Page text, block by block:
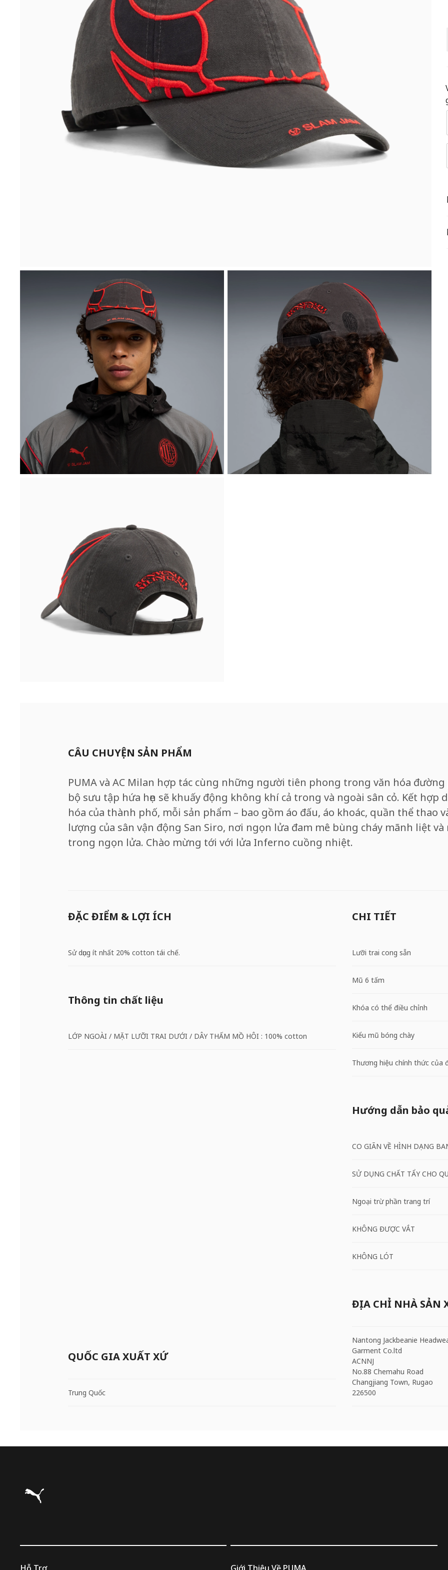
CÂU CHUYỆN SẢN PHẨM
PUMA và AC Milan hợp tác cùng những người tiên phong trong văn hóa đường
bộ sưu tập hứa hẹn sẽ khuấy động không khí cả trong và ngoài sân cỏ. Kết hợp
hóa của thành phố, mỗi sản phẩm – bao gồm áo đấu, áo khoác, quần thể thao
lượng của sân vận động San Siro, nơi ngọn lửa đam mê bùng cháy mãnh liệt
trong ngọn lửa. Chào mừng tới với lửa Inferno cuồng nhiệt.
ĐẶC ĐIỂM & LỢI ÍCH
Sử dụng ít nhất 20% cotton tái chế.
CHI TIẾT
Lưỡi trai cong sẵn
Mũ 6 tấm
Khóa có thể điều chỉnh
Kiểu mũ bóng chày
Thương hiệu chính thức của
Thông tin chất liệu
LỚP NGOÀI / MẶT LƯỠI TRAI DƯỚI / DÂY THẤM MỒ HÔI : 100% cotton
Hướng dẫn bảo
CO GIÃN VỀ HÌNH DẠNG
SỬ DỤNG CHẤT TẨY CHO
Ngoại trừ phần trang trí
KHÔNG ĐƯỢC VẮT
KHÔNG LÓT
ĐỊA CHỈ NHÀ SẢN
Nantong Jackbeanie
Garment Co.ltd
ACNNJ
No.88 Chemahu Road
Changjiang Town, Rugao
226500
QUỐC GIA XUẤT XỨ
Trung Quốc
Puma Trang chủ